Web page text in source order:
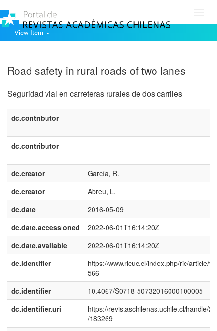
View Item
Road safety in rural roads of two lanes
Seguridad vial en carreteras rurales de dos carriles
dc.contributor
dc.contributor
dc.creator
García, R.
dc.creator
Abreu, L.
dc.date
2016-05-09
dc.date.accessioned
2022-06-01T16:14:20Z
dc.date.available
2022-06-01T16:14:20Z
dc.identifier
https://www.ricuc.cl/index.php/ric/article/
566
dc.identifier
10.4067/S0718-50732016000100005
dc.identifier.uri
https://revistaschilenas.uchile.cl/handle/
/183269